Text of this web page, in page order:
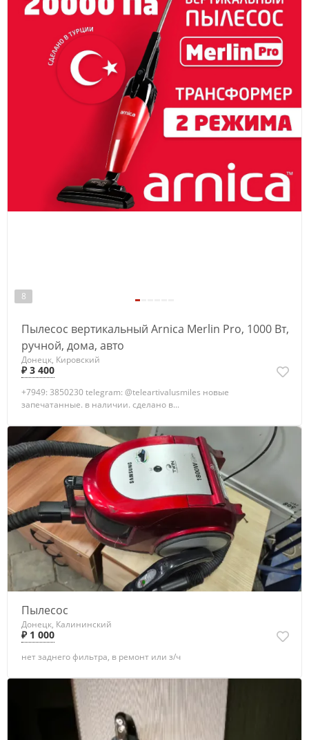
8
Пылесос вертикальный Arnica Merlin Pro, 1000 Вт,
ручной, дома, авто
Донецк, Кировский
₽ 3 400
+7949: 3850230 telegram: @teleartivalusmiles новые
запечатанные. в наличии. сделано в...
Пылесос
Донецк, Калининский
₽ 1 000
нет заднего фильтра, в ремонт или з/ч